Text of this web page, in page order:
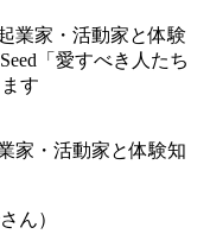
家・活動家と体験知